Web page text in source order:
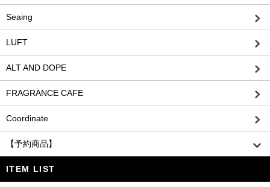
Seaing
LUFT
ALT AND DOPE
FRAGRANCE CAFE
Coordinate
【予約商品】
ITEM LIST